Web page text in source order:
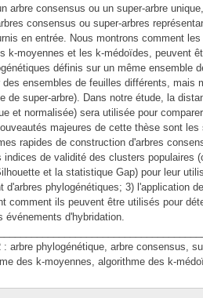
arbre consensus ou un super-arbre
consensus ou super-arbres
en entrée. Nous montrons comment
k-moyennes et les k-médoïdes, peuvent
définis sur un même ensemble
ensembles de feuilles différents, mais
de super-arbre). Dans notre étude, la
et normalisée) sera utilisée pour
majeures de cette thèse sont
rapides de construction d'arbres
indices de validité des clusters populaires
et la statistique Gap) pour leur
d'arbres phylogénétiques; 3) l'application
comment ils peuvent être utilisés pour
événements d'hybridation.
: arbre phylogénétique, arbre consensus,
des k-moyennes, algorithme des k-